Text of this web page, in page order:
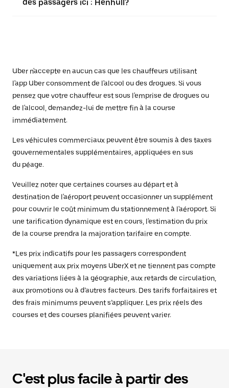
des passagers ici : Henhull?
Uber n'accepte en aucun cas que les chauffeurs utilisant
l'app Uber consomment de l'alcool ou des drogues. Si vous
pensez que votre chauffeur est sous l'emprise de drogues ou
de l'alcool, demandez-lui de mettre fin à la course
immédiatement.
Les véhicules commerciaux peuvent être soumis à des taxes
gouvernementales supplémentaires, appliquées en sus
du péage.
Veuillez noter que certaines courses au départ et à
destination de l'aéroport peuvent occasionner un supplément
pour couvrir le coût minimum du stationnement à l'aéroport. Si
une tarification dynamique est en cours, l'estimation du prix
de la course prendra la majoration tarifaire en compte.
*Les prix indicatifs pour les passagers correspondent
uniquement aux prix moyens UberX et ne tiennent pas compte
des variations liées à la géographie, aux retards de circulation,
aux promotions ou à d’autres facteurs. Des tarifs forfaitaires et
des frais minimums peuvent s’appliquer. Les prix réels des
courses et des courses planifiées peuvent varier.
C'est plus facile à partir des